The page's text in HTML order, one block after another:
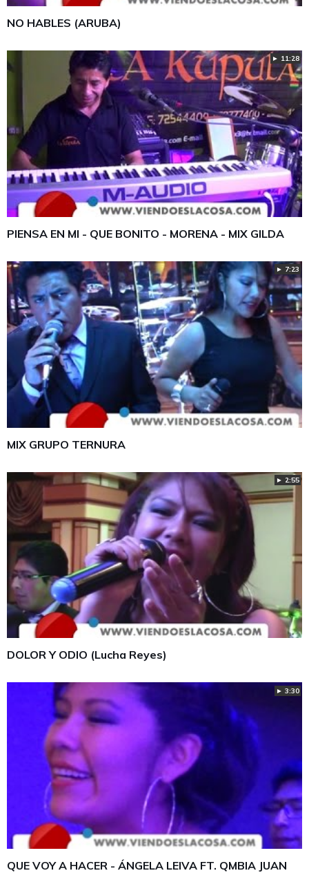
NO HABLES (ARUBA)
► 11:28
PIENSA EN MI - QUE BONITO - MORENA - MIX GILDA
► 7:23
MIX GRUPO TERNURA
► 2:55
DOLOR Y ODIO (Lucha Reyes)
► 3:30
QUE VOY A HACER - ÁNGELA LEIVA FT. QMBIA JUAN